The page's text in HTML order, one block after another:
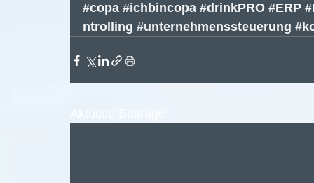
#copa #ichbincopa #drinkPRO #ERP
ntrolling #unternehmenssteuerung